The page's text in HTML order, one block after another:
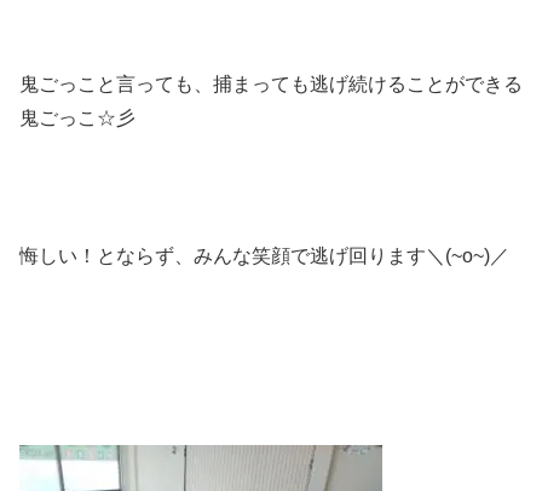
鬼ごっこと言っても、捕まっても逃げ続けることができる
鬼ごっこ☆彡
悔しい！とならず、みんな笑顔で逃げ回ります＼(~o~)／